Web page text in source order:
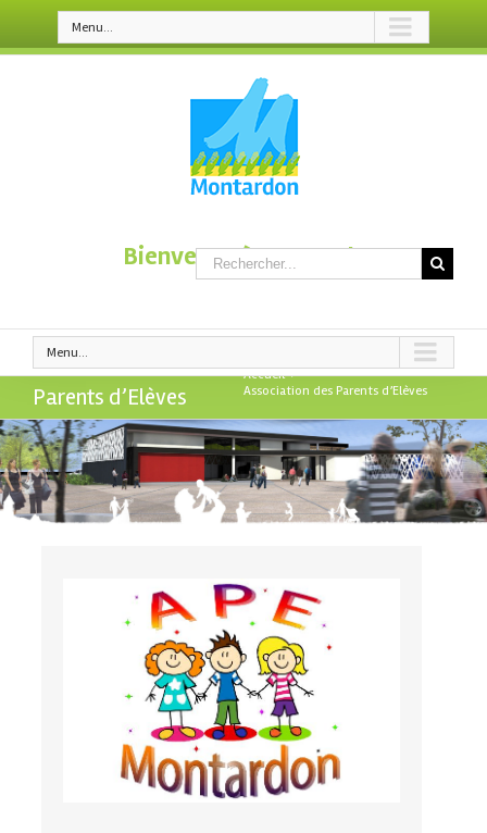
Menu...
Bienvenue à Montardon
Menu...
Association des
Parents d’Elèves
Accueil >
Association des Parents d’Elèves